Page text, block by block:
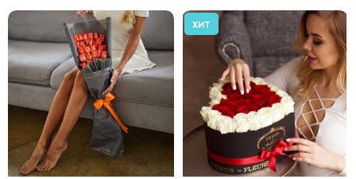
ХИТ